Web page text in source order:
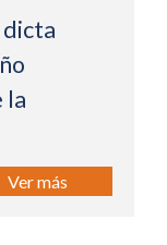
la
Ver más